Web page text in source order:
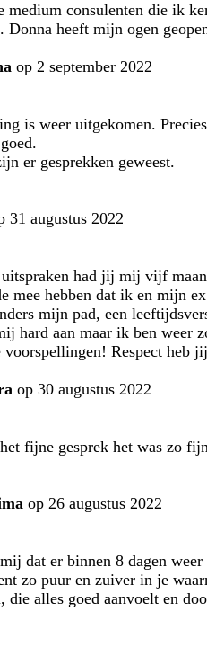
medium consulenten die ik
heeft mijn ogen
op 2 september 2022
is weer uitgekomen.
er gesprekken geweest.
31 augustus 2022
had jij mij vijf
mee hebben dat ik en mijn
mijn pad, een
hard aan maar ik ben weer
voorspellingen! Respect
op 30 augustus 2022
fijne gesprek het was zo
op 26 augustus 2022
dat er binnen 8 dagen
zo puur en zuiver in je
die alles goed aanvoelt en